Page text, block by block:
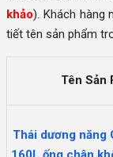
khảo). Khách hàng
tiết tên sản phẩm
Tên Sản
Thái dương năng